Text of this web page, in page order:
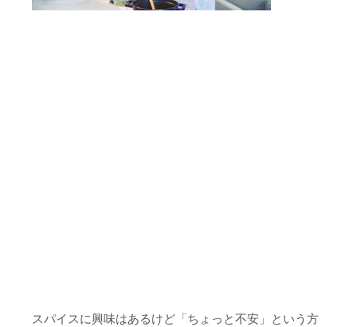
スパイスに興味はあるけど「ちょっと不安」という方